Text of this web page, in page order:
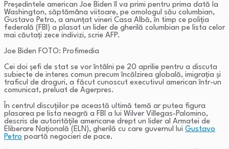
Preşedintele american Joe Biden îl va primi pentru prima dată la
Washington, săptămâna viitoare, pe omologul său columbian,
Gustavo Petro, a anunţat vineri Casa Albă, în timp ce poliţia
federală (FBI) a plasat un lider de gherilă columbian pe lista celor
mai căutaţi zece indivizi, scrie AFP.
Joe Biden FOTO: Profimedia
Cei doi şefi de stat se vor întâlni pe 20 aprilie pentru a discuta
subiecte de interes comun precum încălzirea globală, imigraţia şi
traficul de droguri, a făcut cunoscut executivul american într-un
comunicat, preluat de Agerpres.
În centrul discuţiilor pe această ultimă temă ar putea figura
plasarea pe lista neagră a FBI a lui Wilver Villegas-Palomino,
descris de autorităţile americane drept un lider al Armatei de
Eliberare Naţională (ELN), gherilă cu care guvernul lui Gustavo
Petro poartă negocieri de pace.